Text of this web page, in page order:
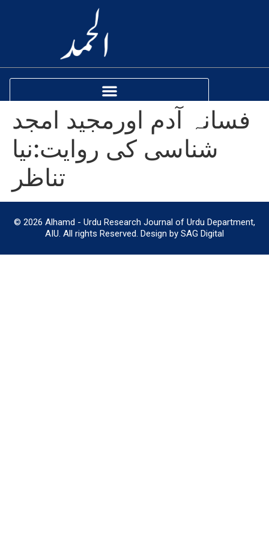
فسانہ آدم اورمجید امجد
شناسی کی روایت:نیا
تناظر
© 2026 Alhamd - Urdu Research Journal of Urdu Department,
AIU. All rights Reserved. Design by SAG Digital